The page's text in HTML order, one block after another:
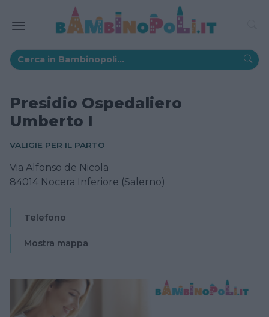
Presidio Ospedaliero
Umberto I
VALIGIE PER IL PARTO
Via Alfonso de Nicola
84014 Nocera Inferiore (Salerno)
Telefono
Mostra mappa